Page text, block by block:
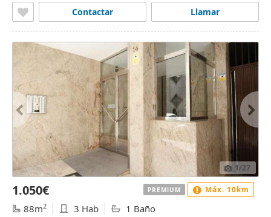
Llamar
Contactar
1/27
1.050€
88m2 3 Hab 1 Baño
PREMIUM Máx. 10km